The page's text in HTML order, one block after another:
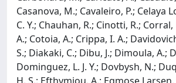
Casanova, M.; Cavaleiro, P.; Celaya
C. Y.; Chauhan, R.; Cinotti, R.;
A.; Cotoia, A.; Crippa, I. A.;
S.; Diakaki, C.; Dibu, J.; Dimoula, A.;
Dominguez, L. J. Y.; Dovbysh, N.;